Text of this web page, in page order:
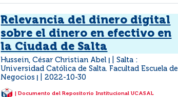
Relevancia del dinero digital
sobre el dinero en efectivo en
la Ciudad de Salta
Hussein, César Christian Abel
Salta :
Universidad Católica de Salta. Facultad Escuela de
Negocios
2022-10-30
| Documento del Repositorio Institucional UCASAL